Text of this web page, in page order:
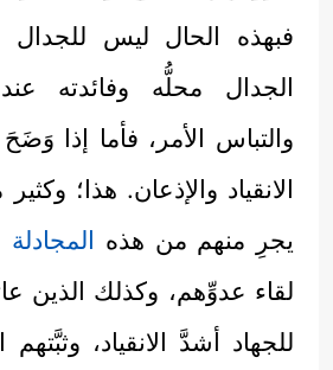
فبهذه الحال ليس للجدال
الجدال محلُّه وفائدته
والتباس الأمر، فأما إذا
الانقياد والإذعان. هذا؛
يجرِ منهم من هذه المجادلة
لقاء عدوِّهم، وكذلك الذين
للجهاد أشدَّ الانقياد،